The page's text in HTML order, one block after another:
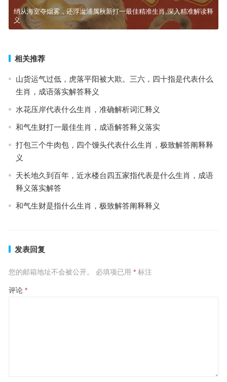
绡从海室夺烟雾，还浮湓浦属秋新打一最佳精准生肖,深入精准解读释
义
相关推荐
山货运气过低，虎落平阳被大欺。三六，四十指是代表什么
生肖，成语落实解答释义
水花压岸代表什么生肖，准确解析词汇释义
和气生财打一最佳生肖，成语解答释义落实
打包三个牛肉包，四个馒头代表什么生肖，极致解答阐释释
义
天长地久到百年，近水楼台四五家指代表是什么生肖，成语
释义落实解答
和气生财是指什么生肖，极致解答阐释释义
发表回复
您的邮箱地址不会被公开。 必填项已用 *标注
评论 *